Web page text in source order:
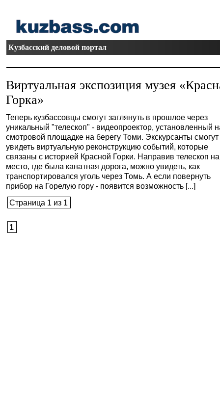
Кузбасский деловой портал
Виртуальная экспозиция музея
Горка»
Теперь кузбассовцы смогут заглянуть в прошлое через
уникальный "телескоп" - видеопроектор, установленный
смотровой площадке на берегу Томи. Экскурсанты смогут
увидеть виртуальную реконструкцию событий, которые
связаны с историей Красной Горки. Направив телескоп на
место, где была канатная дорога, можно увидеть, как
транспортировался уголь через Томь. А если повернуть
прибор на Горелую гору - появится возможность [...]
Страница 1 из 1
1